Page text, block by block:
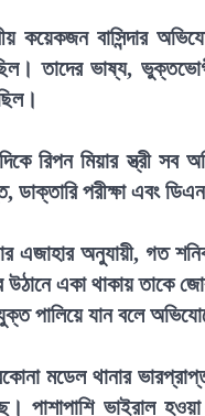
কয়েকজন বাসিন্দার
তাদের ভাষ্য,
রিপন মিয়ার স্ত্রী সব
ডাক্তারি পরীক্ষা এবং
এজাহার অনুযায়ী, গত
উঠানে একা থাকায় তাকে
পালিয়ে যান বলে
মডেল থানার
পাশাপাশি ভাইরাল